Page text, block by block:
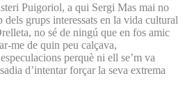
Puigoriol, a qui Sergi Mas mai no
dels grups interessats en la vida cultural
no sé de ningú que en fos amic
me de quin peu calçava,
perquè ni ell se’m va
d’intentar forçar la seva extrema